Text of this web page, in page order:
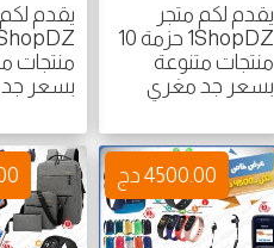
يقدم لكم متجر
1ShopDZ حزمة 10
منتجات متنوعة
بسعر جد مغري
يقدم لكم
منتجات
بسعر
4500.00 دج